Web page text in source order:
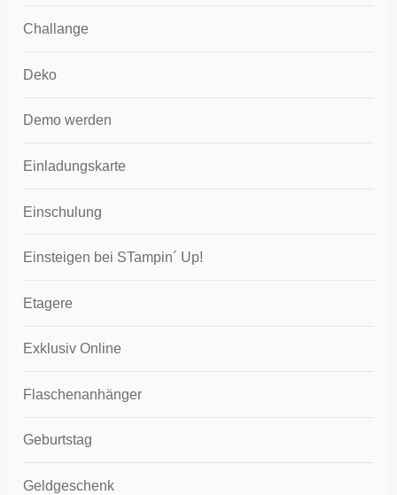
Challange
Deko
Demo werden
Einladungskarte
Einschulung
Einsteigen bei STampin´ Up!
Etagere
Exklusiv Online
Flaschenanhänger
Geburtstag
Geldgeschenk